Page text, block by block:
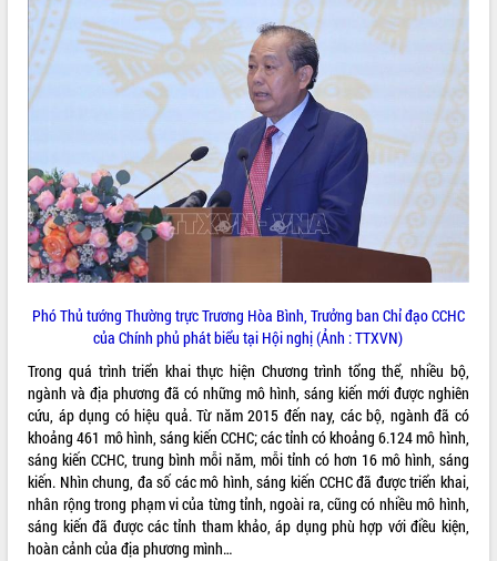
Khám bệnh, cấp phát thuốc miễn phí
và tặng quà người dân xã Cư Pui
Hội nghị UBND tỉnh Đắk Lắk thường kỳ
tháng 7/2026
Lễ truy tặng danh hiệu “Bà Mẹ Việt
Nam Anh hùng” và trao Huân chương
UBND tỉnh Đắk Lắk triển khai nhiệm
vụ 6 tháng cuối năm 2026
Kỳ họp thứ Hai, Hội đồng nhân dân
tỉnh khóa XI quyết nghị nhiều nội dung
quan trọng
Bí thư Tỉnh ủy Lương Nguyễn Minh
Triết thăm, tặng quà người có công với
Rà soát, hoàn thiện hệ thống thiết chế
văn hóa, thể thao đáp ứng yêu cầu
phát triển mới
Thường trực HĐND tỉnh Đắk Lắk gặp
mặt Đoàn chuyên gia y tế TP. Hồ Chí
Minh
Lễ truy điệu và an táng hài cốt liệt sĩ
tại Nghĩa trang Liệt sĩ xã Sơn Hòa
ALBUM ẢNH
LIÊN KẾT WEB
THỐNG KÊ TRUY CẬP
Hôm nay: 30463
Phó Thủ tướng Thường trực Trương Hòa Bình, Trưởng ban Chỉ đạo CCHC
của Chính phủ phát biểu tại Hội nghị (Ảnh : TTXVN)
Trong quá trình triển khai thực hiện Chương trình tổng thể, nhiều bộ,
ngành và địa phương đã có những mô hình, sáng kiến mới được nghiên
cứu, áp dụng có hiệu quả. Từ năm 2015 đến nay, các bộ, ngành đã có
khoảng 461 mô hình, sáng kiến CCHC; các tỉnh có khoảng 6.124 mô hình,
sáng kiến CCHC, trung bình mỗi năm, mỗi tỉnh có hơn 16 mô hình, sáng
kiến. Nhìn chung, đa số các mô hình, sáng kiến CCHC đã được triển khai,
nhân rộng trong phạm vi của từng tỉnh, ngoài ra, cũng có nhiều mô hình,
sáng kiến đã được các tỉnh tham khảo, áp dụng phù hợp với điều kiện,
hoàn cảnh của địa phương mình…